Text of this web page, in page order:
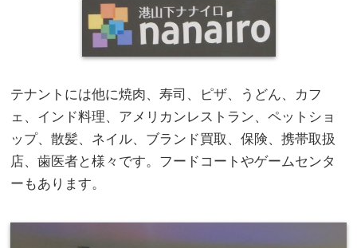
テナントには他に焼肉、寿司、ピザ、うどん、カフ
ェ、インド料理、アメリカンレストラン、ペットショ
ップ、散髪、ネイル、ブランド買取、保険、携帯取扱
店、歯医者と様々です。フードコートやゲームセンタ
ーもあります。